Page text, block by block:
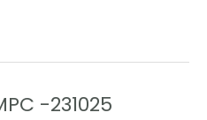
-231025